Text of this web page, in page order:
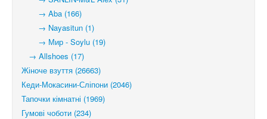
→ Aba (166)
→ Nayasitun (1)
→ Мир - Soylu (19)
→ Allshoes (17)
Жіноче взуття (26663)
Кеди-Мокасини-Сліпони (2046)
Тапочки кімнатні (1969)
Гумові чоботи (234)